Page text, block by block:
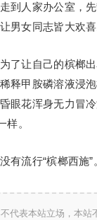
到人家办公室，
男女同志皆大欢喜
了让自己的槟榔出
释甲胺磷溶液浸
眼花浑身无力冒
样。
有流行“槟榔西施”
代表本站立场，本站